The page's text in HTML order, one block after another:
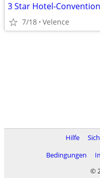
7/18 Velence
Hilfe
Bedingungen
©